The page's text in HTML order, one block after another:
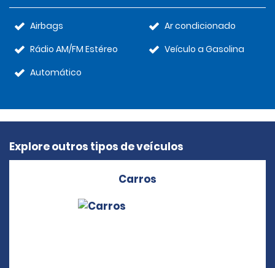
Airbags
Rádio AM/FM Estéreo
Automático
Ar condicionado
Veículo a Gasolina
Explore outros tipos de veículos
Carros